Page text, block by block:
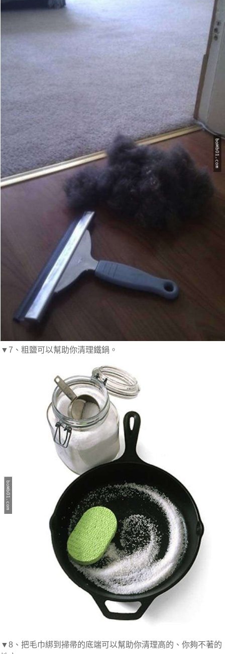
▼7、粗鹽可以幫助你清理鐵鍋。
▼8、把毛巾綁到掃帚的底端可以幫助你清理高的、你夠不著的